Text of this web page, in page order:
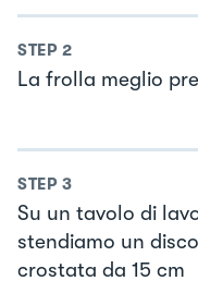
STEP 2
La frolla meglio
STEP 3
Su un tavolo di
stendiamo un
crostata da 15 cm